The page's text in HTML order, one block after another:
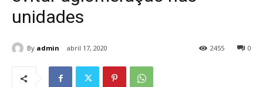
unidades
By admin abril 17, 2020 0
2455